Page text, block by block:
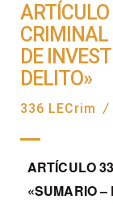
CRIMINAL
DE
DELITO»
336 LECrim /
ARTÍCULO
«SUMARIO –